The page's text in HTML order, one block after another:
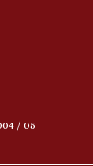
/ 05